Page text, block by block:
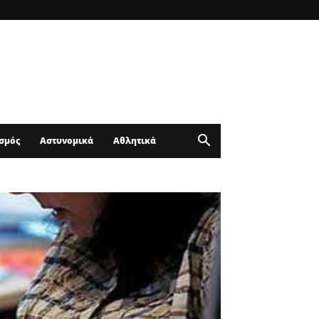
Αστυνομικά Αθλητικά